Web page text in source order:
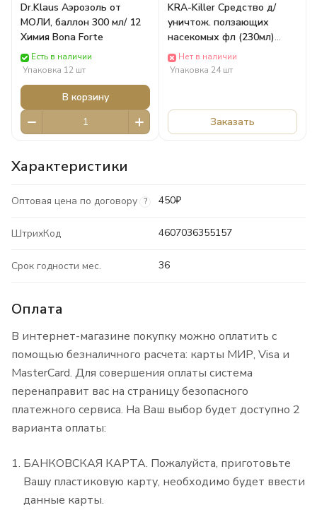
Dr.Klaus Аэрозоль от
МОЛИ, баллон 300 мл/ 12
Химия Bona Forte
Есть в наличии
Упаковка 12 шт
В корзину
KRA-Killer Средство д/
уничтож. ползающих
насекомых фл (230мл)
(крас) Ваше Хозяйство
Химия
Нет в наличии
Упаковка 24 шт
Заказать
Характеристики
Оптовая цена по договору ? 450₽
ШтрихКод 4607036355157
Срок годности мес. 36
Оплата
В интернет-магазине покупку можно оплатить с
помощью безналичного расчета: карты МИР, Visa и
MasterCard. Для совершения оплаты система
перенаправит вас на страницу безопасного
платежного сервиса. На Ваш выбор будет доступно 2
варианта оплаты:
БАНКОВСКАЯ КАРТА. Пожалуйста, приготовьте
Вашу пластиковую карту, необходимо будет ввести
данные карты.